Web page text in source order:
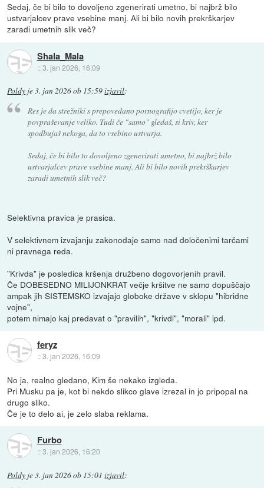
Sedaj, če bi bilo to dovoljeno zgenerirati umetno, bi najbrž bilo
ustvarjalcev prave vsebine manj. Ali bi bilo novih prekrškarjev
zaradi umetnih slik več?
Shala_Mala
::3. jan 2026, 16:09
Poldy je3. jan 2026 ob 15:59izjavil:
Res je da strežniki s prepovedano pornografijo cvetijo, ker je
povpraševanje veliko. Tudi če "samo" gledaš, si kriv, ker
spodbujaš nekoga, da to vsebino ustvarja.
Sedaj, če bi bilo to dovoljeno zgenerirati umetno, bi najbrž bilo
ustvarjalcev prave vsebine manj. Ali bi bilo novih prekrškarjev
zaradi umetnih slik več?
Selektivna pravica je prasica.
V selektivnem izvajanju zakonodaje samo nad določenimi tarčami
ni pravnega reda.
"Krivda" je posledica kršenja družbeno dogovorjenih pravil.
Če DOBESEDNO MILIJONKRAT večje kršitve ne samo dopuščajo
ampak jih SISTEMSKO izvajajo globoke države v sklopu "hibridne
vojne",
potem nimajo kaj predavat o "pravilih", "krivdi", "morali" ipd.
feryz
::3. jan 2026, 16:09
No ja, realno gledano, Kim še nekako izgleda.
Pri Musku pa je, kot bi nekdo slikco glave izrezal in jo pripopal na
drugo sliko.
Če je to delo ai, je zelo slaba reklama.
Furbo
::3. jan 2026, 16:20
Poldy je3. jan 2026 ob 15:01 izjavil: